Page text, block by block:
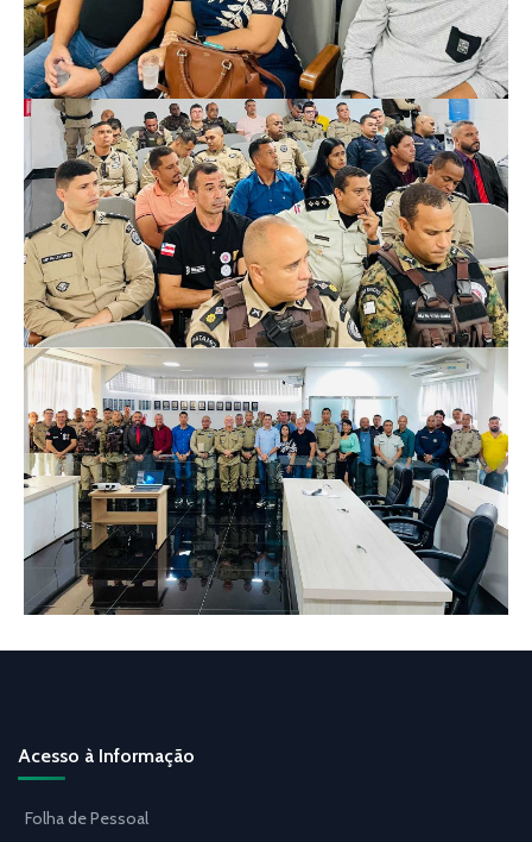
Acesso à Informação
Folha de Pessoal